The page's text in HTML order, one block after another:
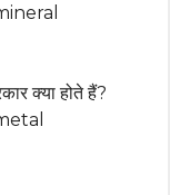
क्या होते हैं?